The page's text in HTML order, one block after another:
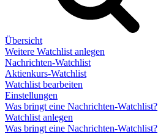
Übersicht
Weitere Watchlist anlegen
Nachrichten-Watchlist
Aktienkurs-Watchlist
Watchlist bearbeiten
Einstellungen
Was bringt eine Nachrichten-Watchlist?
Watchlist anlegen
Was bringt eine Nachrichten-Watchlist?